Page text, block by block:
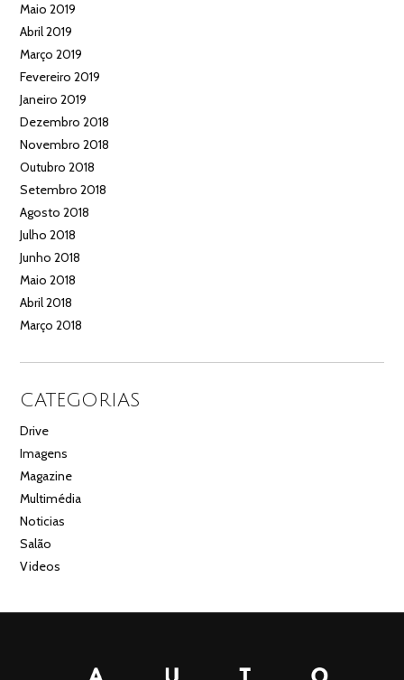
Maio 2019
Abril 2019
Março 2019
Fevereiro 2019
Janeiro 2019
Dezembro 2018
Novembro 2018
Outubro 2018
Setembro 2018
Agosto 2018
Julho 2018
Junho 2018
Maio 2018
Abril 2018
Março 2018
CATEGORIAS
Drive
Imagens
Magazine
Multimédia
Noticias
Salão
Videos